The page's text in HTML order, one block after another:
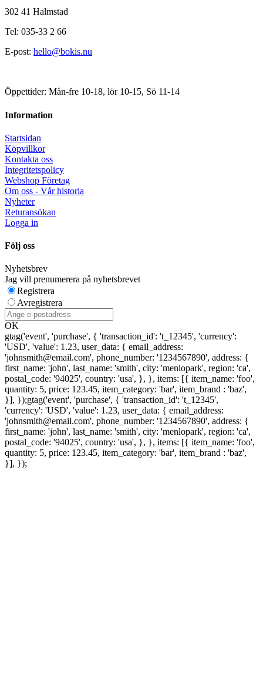
302 41 Halmstad
Tel: 035-33 2 66
E-post: hello@bokis.nu
Öppettider: Mån-fre 10-18, lör 10-15, Sö 11-14
Information
Startsidan
Köpvillkor
Kontakta oss
Integritetspolicy
Webshop Företag
Om oss - Vår historia
Nyheter
Returansökan
Logga in
Följ oss
Nyhetsbrev
Jag vill prenumerera på nyhetsbrevet
Registrera
Avregistrera
OK
gtag('event', 'purchase', { 'transaction_id': 't_12345', 'currency':
'USD', 'value': 1.23, user_data: { email_address:
'johnsmith@email.com', phone_number: '1234567890', address: {
first_name: 'john', last_name: 'smith', city: 'menlopark', region: 'ca',
postal_code: '94025', country: 'usa', }, }, items: [{ item_name: 'foo',
quantity: 5, price: 123.45, item_category: 'bar', item_brand : 'baz',
}], });gtag('event', 'purchase', { 'transaction_id': 't_12345',
'currency': 'USD', 'value': 1.23, user_data: { email_address:
'johnsmith@email.com', phone_number: '1234567890', address: {
first_name: 'john', last_name: 'smith', city: 'menlopark', region: 'ca',
postal_code: '94025', country: 'usa', }, }, items: [{ item_name: 'foo',
quantity: 5, price: 123.45, item_category: 'bar', item_brand : 'baz',
}], });